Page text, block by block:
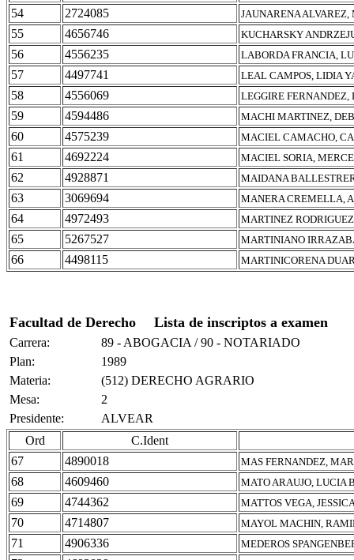
54 2724085 JAUNARENA
55 4656746 KUCHARSKY
56 4556235 LABORDA FRANCIA,
57 4497741 LEAL CAMPOS, LIDIA
58 4556069 LEGGIRE
59 4594486 MACHI MARTINEZ,
60 4575239 MACIEL CAMACHO,
61 4692224 MACIEL SORIA,
62 4928871 MAIDANA
63 3069694 MANERA CREMELLA,
64 4972493 MARTINEZ
65 5267527 MARTINIANO
66 4498115 MARTINICORENA
Facultad de Derecho Lista de inscriptos a examen
Carrera:
89 - ABOGACIA / 90 - NOTARIADO
Plan:
1989
Materia:
(512) DERECHO AGRARIO
Mesa:
2
Presidente:
ALVEAR
Ord
C.Ident
67
4890018 MAS FERNANDEZ,
68 4609460 MATO ARAUJO, LUCIA
69 4744362 MATTOS VEGA,
70 4714807 MAYOL MACHIN,
71 4906336 MEDEROS